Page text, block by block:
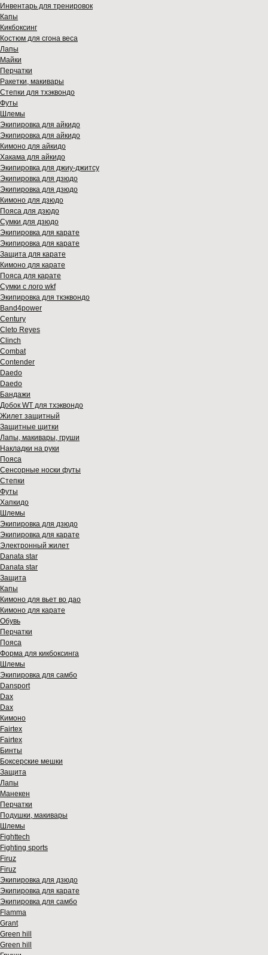
Инвентарь для тренировок
Капы
Кикбоксинг
Костюм для сгона веса
Лапы
Майки
Перчатки
Ракетки, макивары
Степки для тхэквондо
Футы
Шлемы
Экипировка для айкидо
Экипировка для айкидо
Кимоно для айкидо
Хакама для айкидо
Экипировка для джиу-джитсу
Экипировка для дзюдо
Экипировка для дзюдо
Кимоно для дзюдо
Пояса для дзюдо
Сумки для дзюдо
Экипировка для карате
Экипировка для карате
Защита для карате
Кимоно для карате
Пояса для карате
Сумки с лого wkf
Экипировка для ткэквондо
Band4power
Century
Cleto Reyes
Clinch
Combat
Contender
Daedo
Daedo
Бандажи
Добок WT для тхэквондо
Жилет защитный
Защитные щитки
Лапы, макивары, груши
Накладки на руки
Пояса
Сенсорные носки футы
Степки
Футы
Хапкидо
Шлемы
Экипировка для дзюдо
Экипировка для карате
Электронный жилет
Danata star
Danata star
Защита
Капы
Кимоно для вьет во дао
Кимоно для карате
Обувь
Перчатки
Пояса
Форма для кикбоксинга
Шлемы
Экипировка для самбо
Dansport
Dax
Dax
Кимоно
Fairtex
Fairtex
Бинты
Боксерские мешки
Защита
Лапы
Манекен
Перчатки
Подушки, макивары
Шлемы
Fighttech
Fighting sports
Firuz
Firuz
Экипировка для дзюдо
Экипировка для карате
Экипировка для самбо
Flamma
Grant
Green hill
Green hill